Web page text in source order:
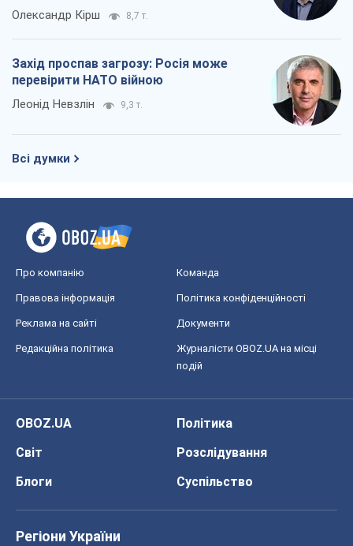
Олександр Кірш 8,7 т.
Захід проспав загрозу: Росія може
перевірити НАТО війною
Леонід Невзлін 9,3 т.
Всі думки
Про компанію Команда
Правова інформація Політика конфіденційності
Реклама на сайті Документи
Редакційна політика
Журналісти OBOZ.UA на місці
подій
OBOZ.UA
Політика
Світ
Розслідування
Блоги
Суспільство
Регіони України